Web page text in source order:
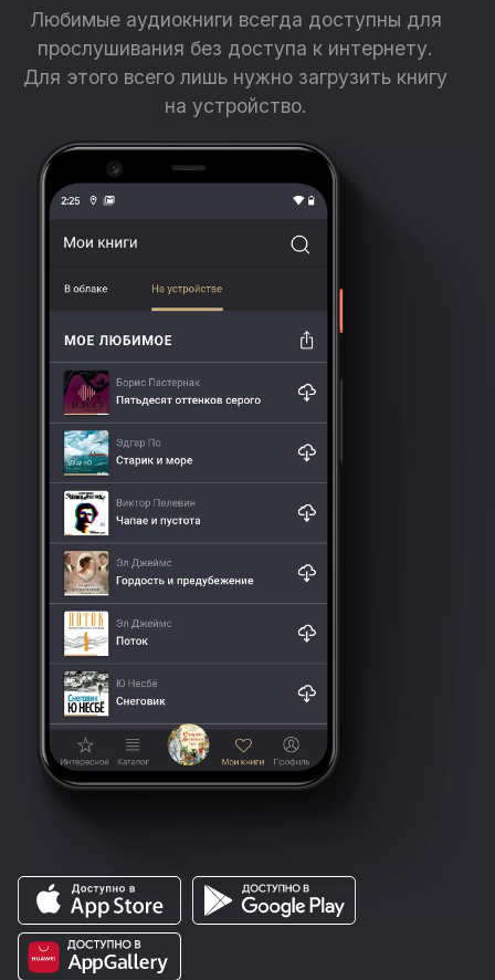
Любимые аудиокниги всегда доступны для
прослушивания без доступа к интернету.
Для этого всего лишь нужно загрузить книгу
на устройство.